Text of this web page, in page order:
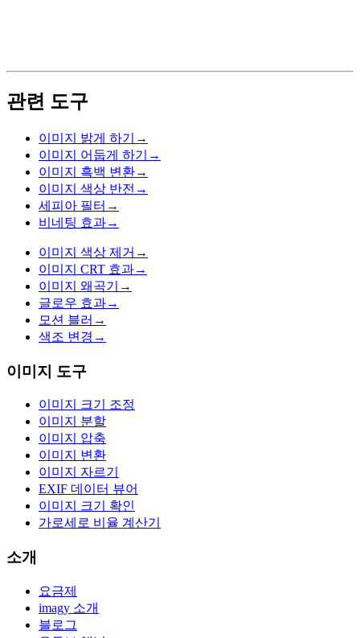
관련 도구
이미지 밝게 하기 →
이미지 어둡게 하기 →
이미지 흑백 변환→
이미지 색상 반전 →
세피아 필터 →
비네팅 효과→
이미지 색상 제거 →
이미지 CRT 효과→
이미지 왜곡기 →
글로우 효과→
모션 블러 →
색조 변경 →
이미지 도구
이미지 크기 조정
이미지 분할
이미지 압축
이미지 변환
이미지 자르기
EXIF 데이터 뷰어
이미지 크기 확인
가로세로 비율 계산기
소개
요금제
imagy 소개
블로그